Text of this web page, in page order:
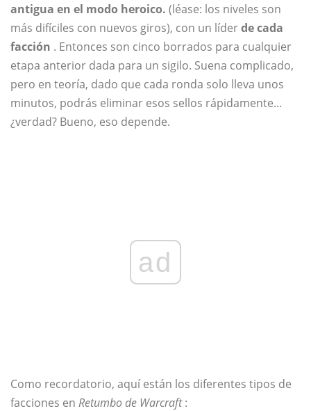
antigua en el modo heroico. (léase: los niveles son
más difíciles con nuevos giros), con un líderde cada
facción . Entonces son cinco borrados para cualquier
etapa anterior dada para un sigilo. Suena complicado,
pero en teoría, dado que cada ronda solo lleva unos
minutos, podrás eliminar esos sellos rápidamente...
¿verdad? Bueno, eso depende.
ad
Como recordatorio, aquí están los diferentes tipos de
facciones en Retumbo de Warcraft: